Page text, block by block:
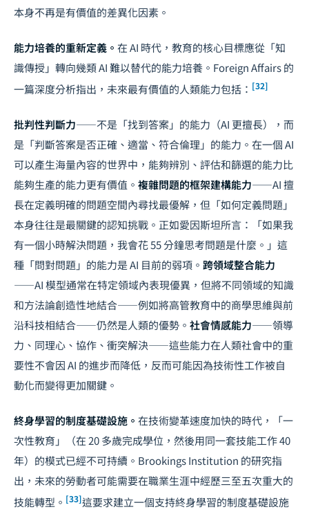
本身不再是有價值的差異化因素。
能力培養的重新定義。 在 AI 時代，教育的核心目標應從「知
識傳授」轉向幾類 AI 難以替代的能力培養。Foreign Affairs 的
一篇深度分析指出，未來最有價值的人類能力包括： [32]
批判性判斷力——不是「找到答案」的能力（AI 更擅長），而
是「判斷答案是否正確、適當、符合倫理」的能力。在一個 AI
可以產生海量內容的世界中，能夠辨別、評估和篩選的能力比
能夠生產的能力更有價值。 複雜問題的框架建構能力——AI 擅
長在定義明確的問題空間內尋找最優解，但「如何定義問題」
本身往往是最關鍵的認知挑戰。正如愛因斯坦所言：「如果我
有一個小時解決問題，我會花 55 分鐘思考問題是什麼。」這
種「問對問題」的能力是 AI 目前的弱項。 跨領域整合能力
——AI 模型通常在特定領域內表現優異，但將不同領域的知識
和方法論創造性地結合——例如將高管教育中的商學思維與前
沿科技相結合——仍然是人類的優勢。 社會情感能力——領導
力、同理心、協作、衝突解決——這些能力在人類社會中的重
要性不會因 AI 的進步而降低，反而可能因為技術性工作被自
動化而變得更加關鍵。
終身學習的制度基礎設施。 在技術變革速度加快的時代，「一
次性教育」（在 20 多歲完成學位，然後用同一套技能工作 40
年）的模式已經不可持續。Brookings Institution 的研究指
出，未來的勞動者可能需要在職業生涯中經歷三至五次重大的
技能轉型。 [33]這要求建立一個支持終身學習的制度基礎設施